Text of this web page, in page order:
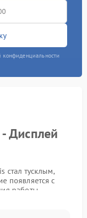
конфиденциальности
Дисплей
стал тусклым,
появляется с
работы
за отображение